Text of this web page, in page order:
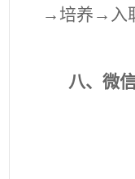
→培养→入
八、微